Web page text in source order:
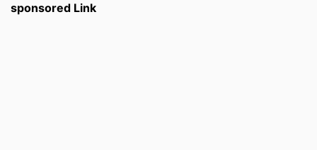
sponsored Link